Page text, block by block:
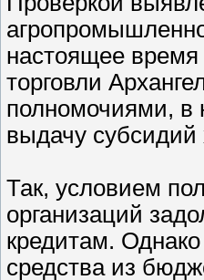
настоящее время
торговли
полномочиями, в
выдачу
Так, условием
организаций
кредитам.
средства из